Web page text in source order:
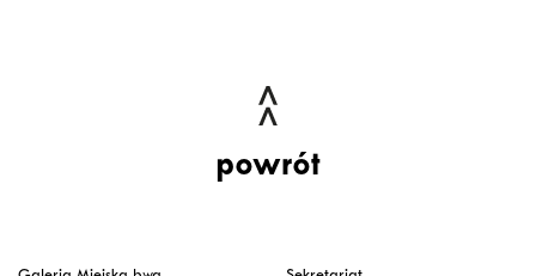
powrót